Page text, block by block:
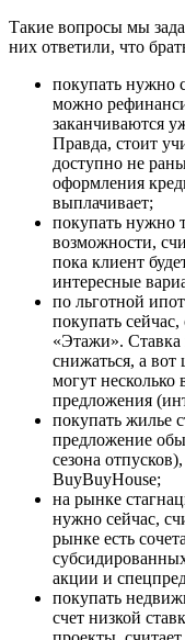
Такие вопросы мы
них ответили, что
покупать нужно
можно
заканчиваются
Правда, стоит
доступно не
оформления
выплачивает;
покупать нужно
возможности,
пока клиент
интересные
по льготной
покупать сейчас,
«Этажи». Ставка
снижаться, а
могут
предложения
покупать жилье
предложение
сезона
BuyBuyHouse;
на рынке
нужно сейчас,
рынке есть
акции и
покупать
счет низкой